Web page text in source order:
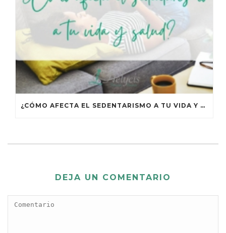
¿CÓMO AFECTA EL SEDENTARISMO A TU VIDA Y TU SALUD?
DEJA UN COMENTARIO